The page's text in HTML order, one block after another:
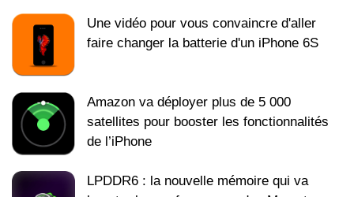
Une vidéo pour vous convaincre d'aller
faire changer la batterie d'un iPhone 6S
Amazon va déployer plus de 5 000
satellites pour booster les fonctionnalités
de l’iPhone
LPDDR6 : la nouvelle mémoire qui va